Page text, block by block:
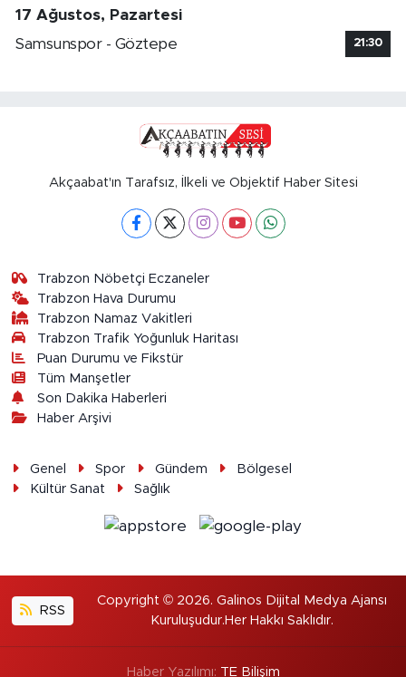
17 Ağustos, Pazartesi
Samsunspor - Göztepe
21:30
Akçaabat'ın Tarafsız, İlkeli ve Objektif Haber Sitesi
Trabzon Nöbetçi Eczaneler
Trabzon Hava Durumu
Trabzon Namaz Vakitleri
Trabzon Trafik Yoğunluk Haritası
Puan Durumu ve Fikstür
Tüm Manşetler
Son Dakika Haberleri
Haber Arşivi
Genel Spor Gündem
Bölgesel
Kültür Sanat
Sağlık
RSS
Copyright © 2026. Galinos Dijital Medya Ajansı
Kuruluşudur.Her Hakkı Saklıdır.
Haber Yazılımı: TE Bilişim